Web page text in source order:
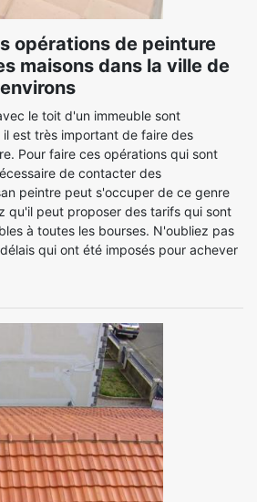
opérations de peinture
maisons dans la ville de
le toit d'un immeuble sont
est très important de faire des
Pour faire ces opérations qui sont
de contacter des
peintre peut s'occuper de ce genre
qu'il peut proposer des tarifs qui sont
à toutes les bourses. N'oubliez pas
qui ont été imposés pour achever